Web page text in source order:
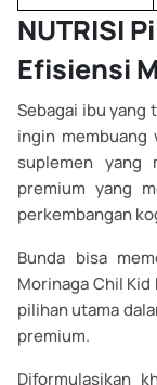
NUTRISI
Efisiensi
Sebagai ibu
ingin membuang
suplemen yang
premium yang
perkembangan
Bunda bisa
Morinaga Chil
pilihan utama
premium.
Diformulasikan